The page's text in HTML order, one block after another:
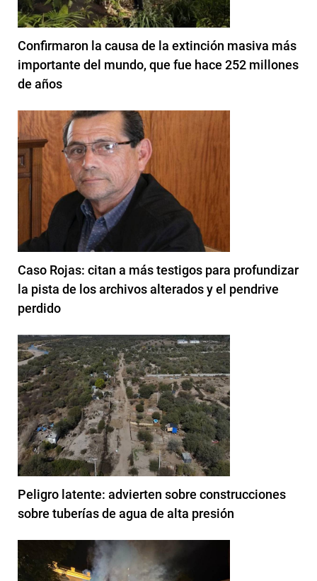
Confirmaron la causa de la extinción masiva más
importante del mundo, que fue hace 252 millones
de años
Caso Rojas: citan a más testigos para profundizar
la pista de los archivos alterados y el pendrive
perdido
Peligro latente: advierten sobre construcciones
sobre tuberías de agua de alta presión